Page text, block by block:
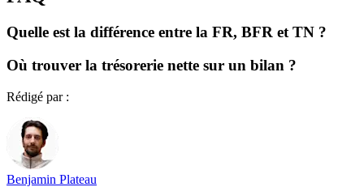
Quelle est la différence entre la FR, BFR et TN ?
Où trouver la trésorerie nette sur un bilan ?
Rédigé par :
Benjamin Plateau